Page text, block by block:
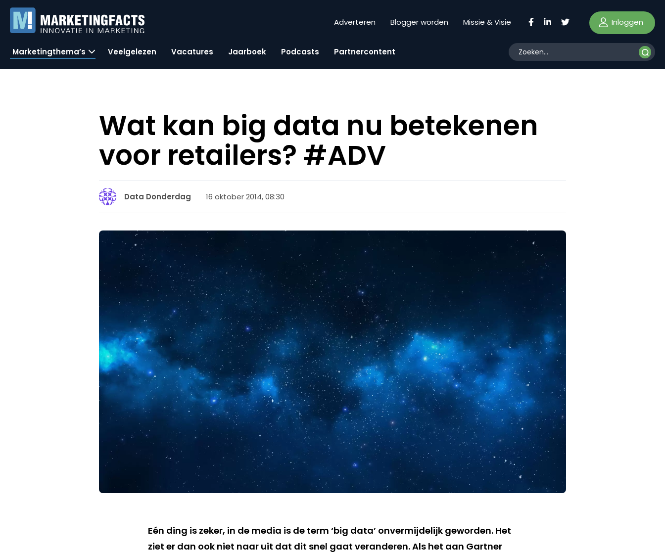
Adverteren Blogger worden Missie & Visie Inloggen
Marketingthema’s Veelgelezen Vacatures Jaarboek Podcasts Partnercontent
Wat kan big data nu betekenen
voor retailers? #ADV
Data Donderdag 16 oktober 2014, 08:30
Eén ding is zeker, in de media is de term ‘big data’ onvermijdelijk geworden. Het
ziet er dan ook niet naar uit dat dit snel gaat veranderen. Als het aan Gartner